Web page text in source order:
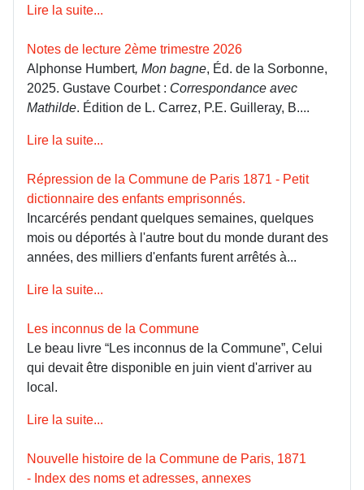
Lire la suite...
Notes de lecture 2ème trimestre 2026
Alphonse Humbert, Mon bagne, Éd. de la Sorbonne,
2025. Gustave Courbet : Correspondance avec
Mathilde. Édition de L. Carrez, P.E. Guilleray, B....
Lire la suite...
Répression de la Commune de Paris 1871 - Petit
dictionnaire des enfants emprisonnés.
Incarcérés pendant quelques semaines, quelques
mois ou déportés à l'autre bout du monde durant des
années, des milliers d'enfants furent arrêtés à...
Lire la suite...
Les inconnus de la Commune
Le beau livre “Les inconnus de la Commune”, Celui
qui devait être disponible en juin vient d'arriver au
local.
Lire la suite...
Nouvelle histoire de la Commune de Paris, 1871
- Index des noms et adresses, annexes